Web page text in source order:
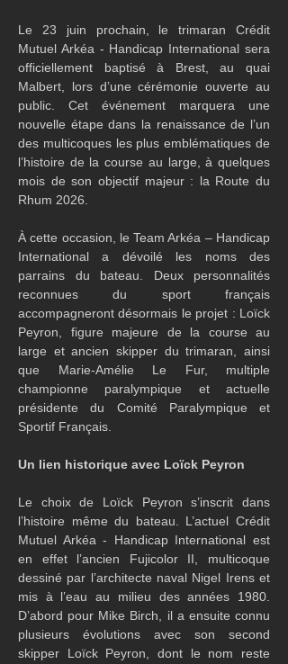
Le 23 juin prochain, le trimaran Crédit
Mutuel Arkéa - Handicap International sera
officiellement baptisé à Brest, au quai
Malbert, lors d’une cérémonie ouverte au
public. Cet événement marquera une
nouvelle étape dans la renaissance de l’un
des multicoques les plus emblématiques de
l’histoire de la course au large, à quelques
mois de son objectif majeur : la Route du
Rhum 2026.
À cette occasion, le Team Arkéa – Handicap
International a dévoilé les noms des
parrains du bateau. Deux personnalités
reconnues du sport français
accompagneront désormais le projet : Loïck
Peyron, figure majeure de la course au
large et ancien skipper du trimaran, ainsi
que Marie-Amélie Le Fur, multiple
championne paralympique et actuelle
présidente du Comité Paralympique et
Sportif Français.
Un lien historique avec Loïck Peyron
Le choix de Loïck Peyron s’inscrit dans
l’histoire même du bateau. L’actuel Crédit
Mutuel Arkéa - Handicap International est
en effet l’ancien Fujicolor II, multicoque
dessiné par l’architecte naval Nigel Irens et
mis à l’eau au milieu des années 1980.
D’abord pour Mike Birch, il a ensuite connu
plusieurs évolutions avec son second
skipper Loïck Peyron, dont le nom reste